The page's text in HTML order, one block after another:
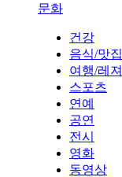
문화
건강
음식/맛집
여행/레져
스포츠
연예
공연
전시
영화
동영상